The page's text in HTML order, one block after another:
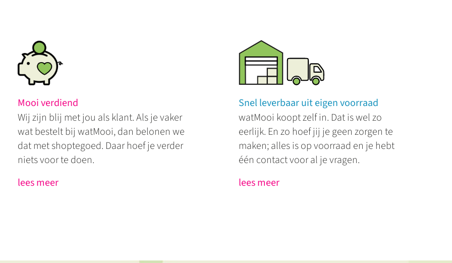
Mooi verdiend
Wij zijn blij met jou als klant. Als je vaker
wat bestelt bij watMooi, dan belonen we
dat met shoptegoed. Daar hoef je verder
niets voor te doen.
lees meer
Snel leverbaar uit eigen voorraad
watMooi koopt zelf in. Dat is wel zo
eerlijk. En zo hoef jij je geen zorgen te
maken; alles is op voorraad en je hebt
één contact voor al je vragen.
lees meer